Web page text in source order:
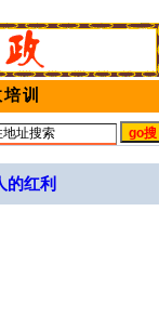
训
的红利